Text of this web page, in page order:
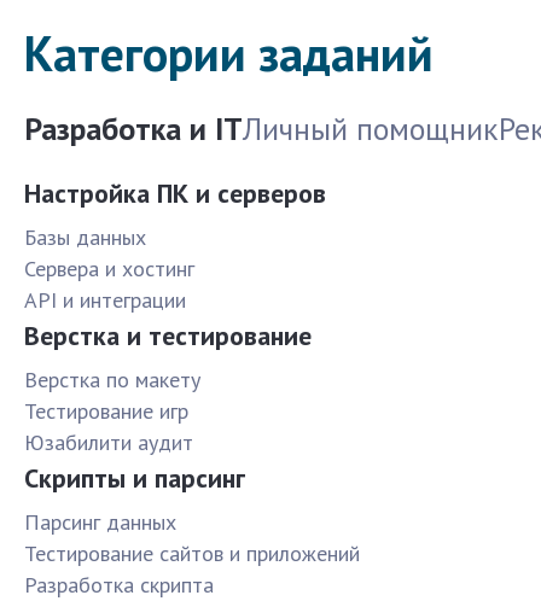
Категории заданий
Разработка и ITЛичный помощник
Настройка ПК и серверов
Базы данных
Сервера и хостинг
API и интеграции
Верстка и тестирование
Верстка по макету
Тестирование игр
Юзабилити аудит
Скрипты и парсинг
Парсинг данных
Тестирование сайтов и приложений
Разработка скрипта